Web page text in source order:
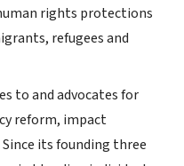
rights protections
refugees and
to and advocates for
reform, impact
its founding three